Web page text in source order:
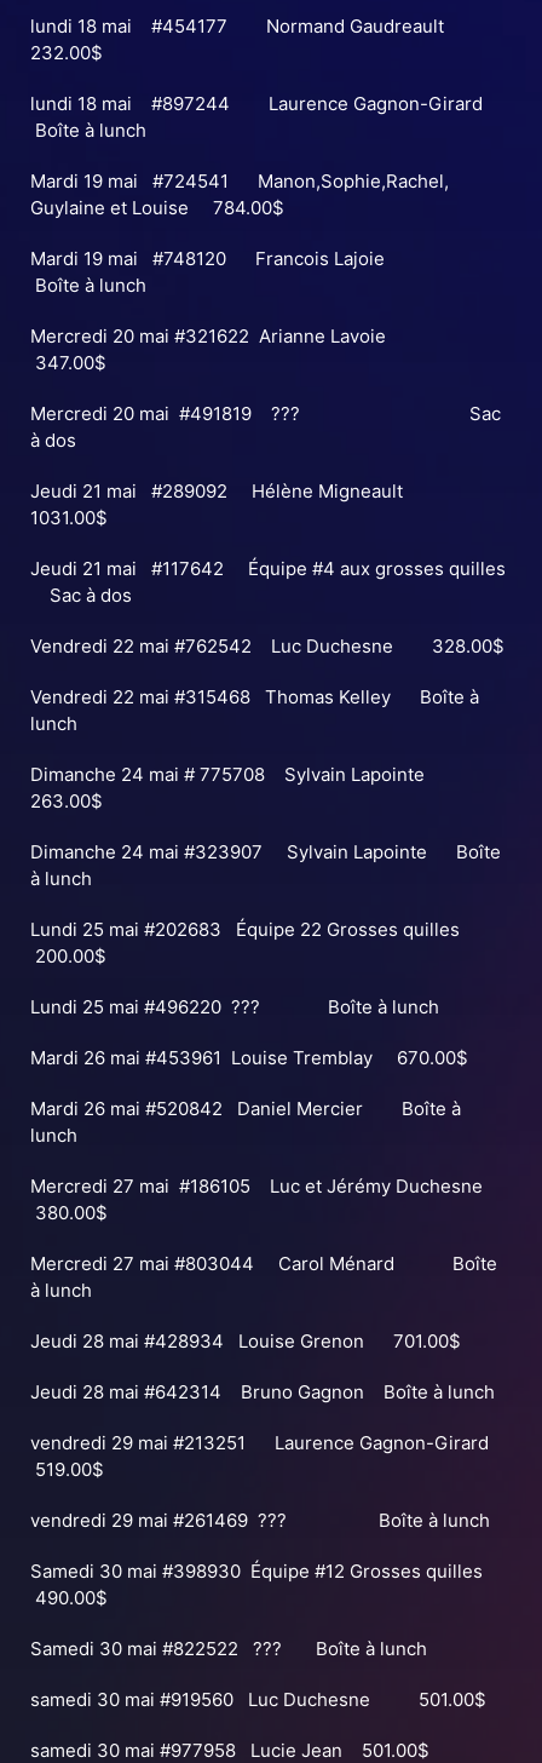
À PROPOS DU CENTRE
BOUTIQUE PROSHOP
ALBUM PHOTOS
lundi 18 mai #454177 Normand Gaudreault
232.00$
lundi 18 mai #897244 Laurence Gagnon-Girard
Boîte à lunch
Mardi 19 mai #724541 Manon,Sophie,Rachel,
Guylaine et Louise 784.00$
Mardi 19 mai #748120 Francois Lajoie
Boîte à lunch
Mercredi 20 mai #321622 Arianne Lavoie
347.00$
Mercredi 20 mai #491819 ??? Sac
à dos
Jeudi 21 mai #289092 Hélène Migneault
1031.00$
Jeudi 21 mai #117642 Équipe #4 aux grosses quilles
Sac à dos
Vendredi 22 mai #762542 Luc Duchesne 328.00$
Vendredi 22 mai #315468 Thomas Kelley Boîte à
lunch
Dimanche 24 mai # 775708 Sylvain Lapointe
263.00$
Dimanche 24 mai #323907 Sylvain Lapointe Boîte
à lunch
Lundi 25 mai #202683 Équipe 22 Grosses quilles
200.00$
Lundi 25 mai #496220 ??? Boîte à lunch
Mardi 26 mai #453961 Louise Tremblay 670.00$
Mardi 26 mai #520842 Daniel Mercier Boîte à
lunch
Mercredi 27 mai #186105 Luc et Jérémy Duchesne
380.00$
Mercredi 27 mai #803044 Carol Ménard Boîte
à lunch
Jeudi 28 mai #428934 Louise Grenon 701.00$
Jeudi 28 mai #642314 Bruno Gagnon Boîte à lunch
vendredi 29 mai #213251 Laurence Gagnon-Girard
519.00$
vendredi 29 mai #261469 ??? Boîte à lunch
Samedi 30 mai #398930 Équipe #12 Grosses quilles
490.00$
Samedi 30 mai #822522 ??? Boîte à lunch
samedi 30 mai #919560 Luc Duchesne 501.00$
samedi 30 mai #977958 Lucie Jean 501.00$